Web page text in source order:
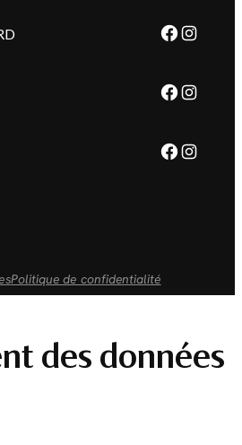
Politique de confidentialité
des données